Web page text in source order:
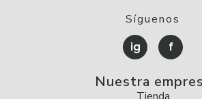
Síguenos
ig f
Nuestra